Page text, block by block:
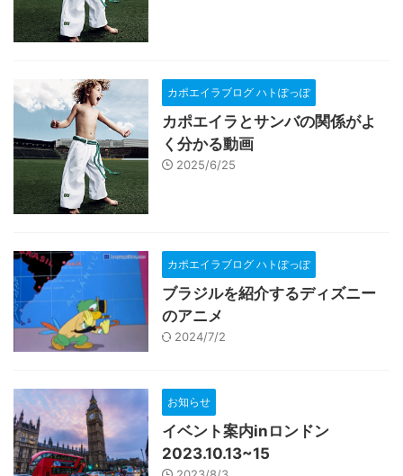
カポエイラブログ ハトぽっぽ
カポエイラとサンバの関係がよ
く分かる動画
2025/6/25
カポエイラブログ ハトぽっぽ
ブラジルを紹介するディズニー
のアニメ
2024/7/2
お知らせ
イベント案内inロンドン
2023.10.13~15